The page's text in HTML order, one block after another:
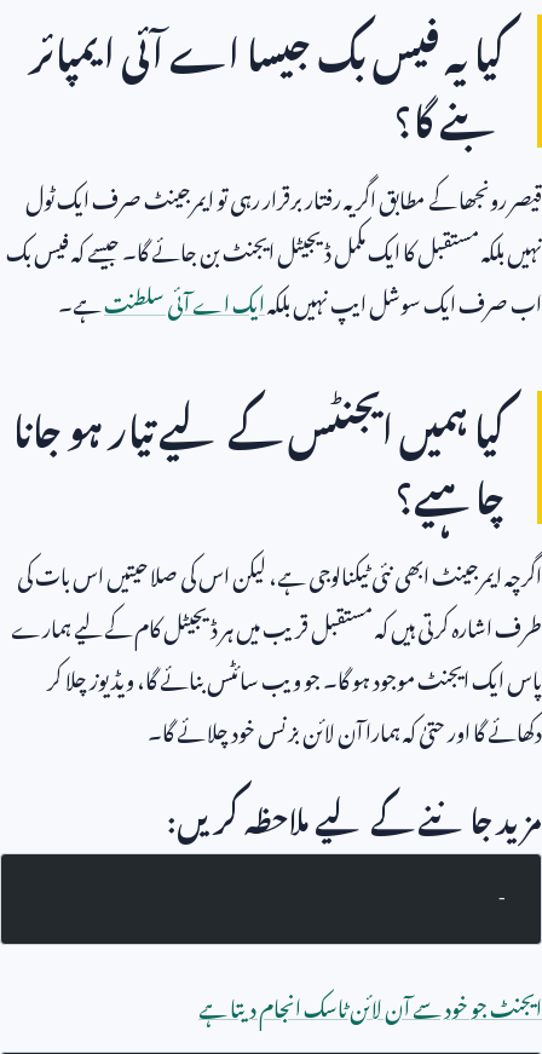
کیا یہ فیس بک جیسا اے آئی ایمپائر
بنے گا؟
قیصر رونجھا کے مطابق اگر یہ رفتار برقرار رہی تو ایمرجینٹ صرف ایک ٹول
نہیں بلکہ مستقبل کا ایک مکمل ڈیجیٹل ایجنٹ بن جائے گا۔ جیسے کہ فیس بک
اب صرف ایک سوشل ایپ نہیں بلکہایک اے آئی سلطنتہے۔
کیا ہمیں ایجنٹس کے لیے تیار ہو جانا
چاہیے؟
اگرچہ ایمرجینٹ ابھی نئی ٹیکنالوجی ہے، لیکن اس کی صلاحیتیں اس بات کی
طرف اشارہ کرتی ہیں کہ مستقبل قریب میں ہر ڈیجیٹل کام کے لیے ہمارے
پاس ایک ایجنٹ موجود ہو گا۔ جو ویب سائٹس بنائے گا، ویڈیوز چلا کر
دکھائے گا اور حتیٰ کہ ہمارا آن لائن بزنس خود چلائے گا۔
مزید جاننے کے لیے ملاحظہ کریں:
-
ایجنٹ جو خود سے آن لائن ٹاسک انجام دیتا ہے